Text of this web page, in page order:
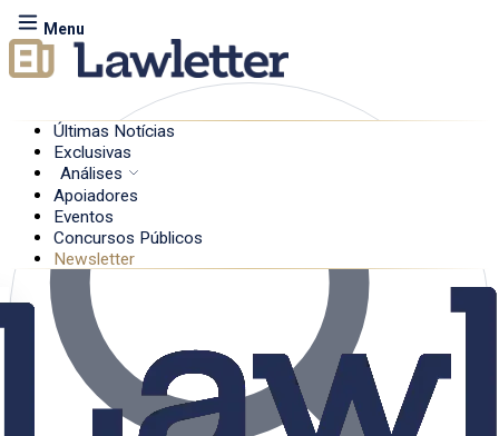
Menu
Últimas Notícias
Exclusivas
Análises
Apoiadores
Eventos
Concursos Públicos
Newsletter